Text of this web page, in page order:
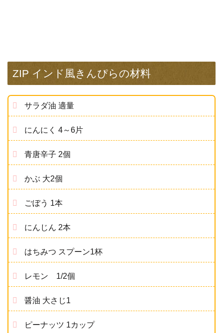
ZIP インド風きんぴらの材料
サラダ油 適量
にんにく 4～6片
青唐辛子 2個
かぶ 大2個
ごぼう 1本
にんじん 2本
はちみつ スプーン1杯
レモン 1/2個
醤油 大さじ1
ピーナッツ 1カップ